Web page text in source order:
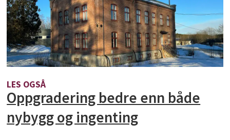
LES OGSÅ
Oppgradering bedre enn både
nybygg og ingenting